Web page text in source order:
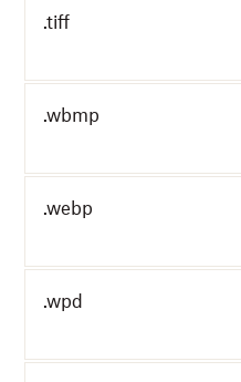
.tiff
.wbmp
.webp
.wpd